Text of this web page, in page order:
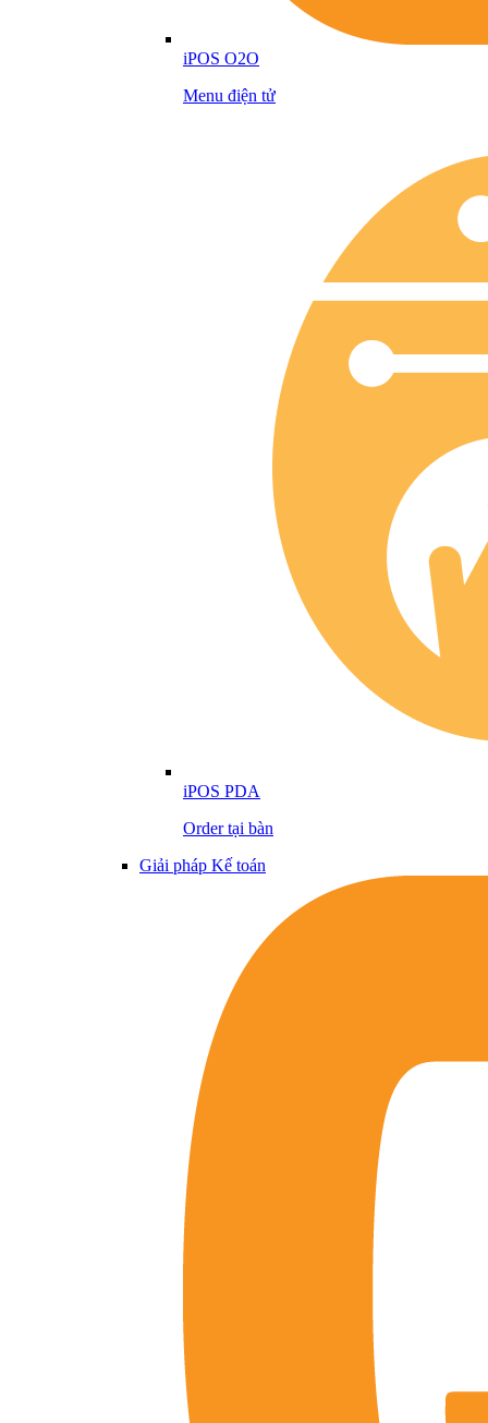
iPOS O2O
Menu điện tử
iPOS PDA
Order tại bàn
Giải pháp Kế toán